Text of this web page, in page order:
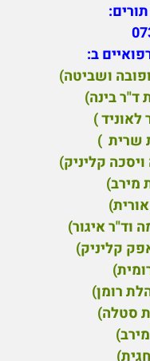
ב:
ושביטה)
ד"ר בינה)
)
שרית )
קליניק)
מירב)
וד"ר איגור)
קליניק)
רומן)
סטלה)